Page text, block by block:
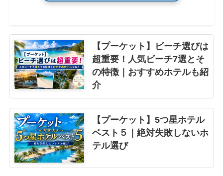
【プーケット】ビーチ選びは
超重要！人気ビーチ7選とそ
の特徴｜おすすめホテルも紹
介
【プーケット】5つ星ホテル
ベスト５｜絶対失敗しないホ
テル選び